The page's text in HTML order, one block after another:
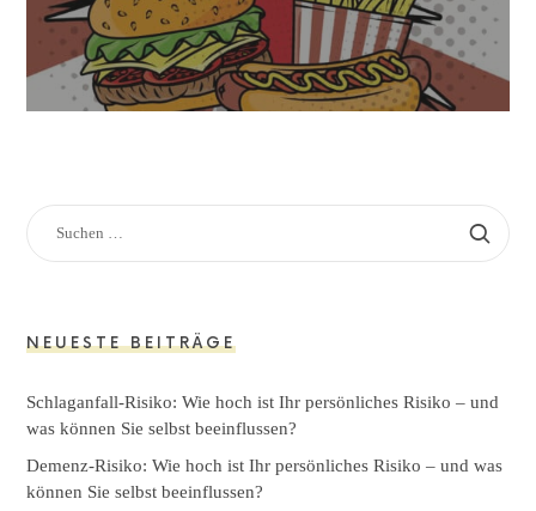
SUCHEN
NACH:
NEUESTE BEITRÄGE
Schlaganfall-Risiko: Wie hoch ist Ihr persönliches Risiko – und
was können Sie selbst beeinflussen?
Demenz-Risiko: Wie hoch ist Ihr persönliches Risiko – und was
können Sie selbst beeinflussen?